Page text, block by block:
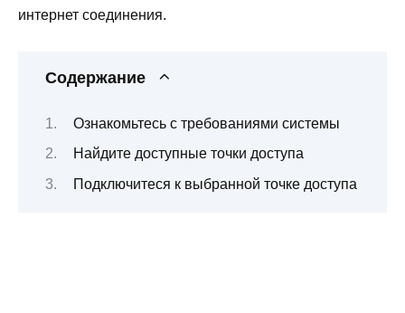
интернет соединения.
Содержание
Ознакомьтесь с требованиями системы
Найдите доступные точки доступа
Подключитеся к выбранной точке доступа